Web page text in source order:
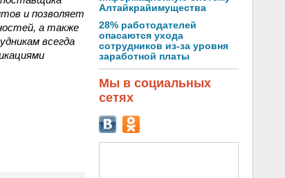
и позволяет
а также
всегда
Алтайкрайимущества
28% работодателей
опасаются ухода
сотрудников из-за уровня
заработной платы
Мы в социальных
сетях